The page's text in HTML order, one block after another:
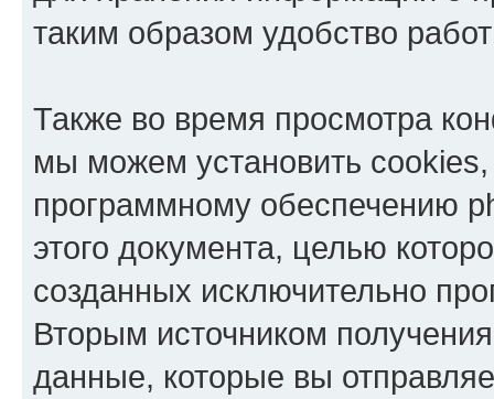
таким образом удобство
Также во время просмотра
мы можем установить
программному обеспечению
этого документа, целью
созданных исключительно
Вторым источником
данные, которые вы